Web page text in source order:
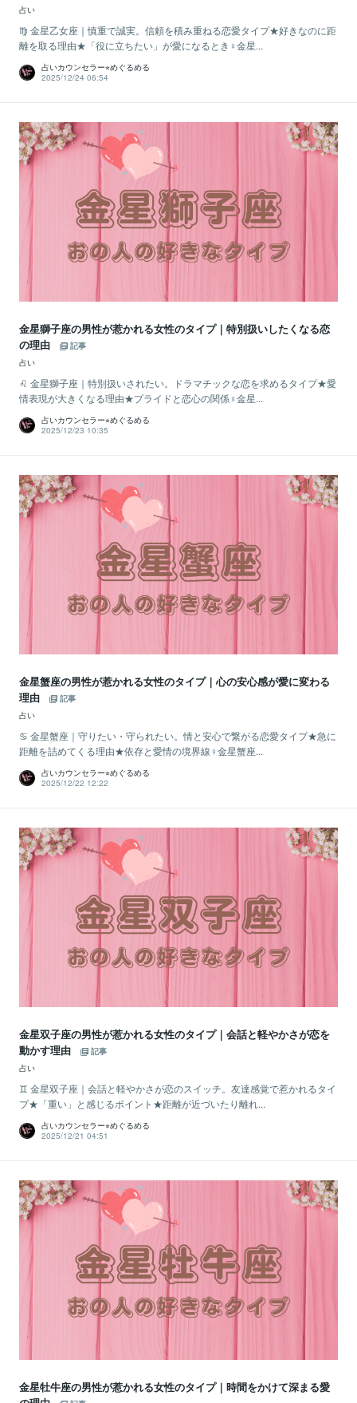
占い
♍️ 金星乙女座｜慎重で誠実。信頼を積み重ねる恋愛タイプ★好きなのに距
離を取る理由★「役に立ちたい」が愛になるとき♀金星...
占いカウンセラー⭐︎めぐるめる
2025/12/24 06:54
金星獅子座の男性が惹かれる女性のタイプ｜特別扱いしたくなる恋
の理由
記事
占い
♌️ 金星獅子座｜特別扱いされたい。ドラマチックな恋を求めるタイプ★愛
情表現が大きくなる理由★プライドと恋心の関係♀金星...
占いカウンセラー⭐︎めぐるめる
2025/12/23 10:35
金星蟹座の男性が惹かれる女性のタイプ｜心の安心感が愛に変わる
理由
記事
占い
♋️ 金星蟹座｜守りたい・守られたい。情と安心で繋がる恋愛タイプ★急に
距離を詰めてくる理由★依存と愛情の境界線♀金星蟹座...
占いカウンセラー⭐︎めぐるめる
2025/12/22 12:22
金星双子座の男性が惹かれる女性のタイプ｜会話と軽やかさが恋を
動かす理由
記事
占い
♊️ 金星双子座｜会話と軽やかさが恋のスイッチ。友達感覚で惹かれるタイ
プ★「重い」と感じるポイント★距離が近づいたり離れ...
占いカウンセラー⭐︎めぐるめる
2025/12/21 04:51
金星牡牛座の男性が惹かれる女性のタイプ｜時間をかけて深まる愛